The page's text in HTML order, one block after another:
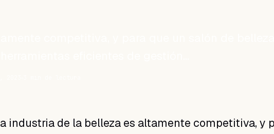
a industria de la belleza es altamente competitiva, y